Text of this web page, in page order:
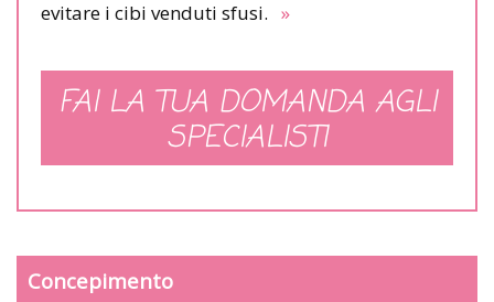
evitare i cibi venduti sfusi. »
FAI LA TUA DOMANDA AGLI
SPECIALISTI
Concepimento